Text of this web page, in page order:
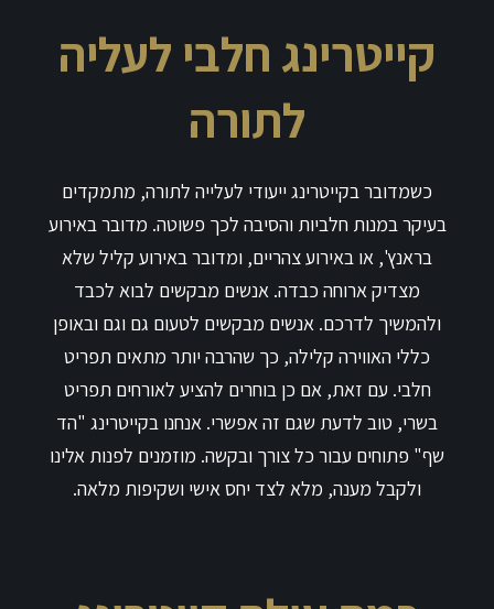
קייטרינג חלבי לעליה
לתורה
כשמדובר בקייטרינג ייעודי לעלייה לתורה, מתמקדים
בעיקר במנות חלביות והסיבה לכך פשוטה. מדובר באירוע
בראנץ', או באירוע צהריים, ומדובר באירוע קליל שלא
מצדיק ארוחה כבדה. אנשים מבקשים לבוא לכבד
ולהמשיך לדרכם. אנשים מבקשים לטעום גם וגם ובאופן
כללי האווירה קלילה, כך שהרבה יותר מתאים תפריט
חלבי. עם זאת, אם כן בוחרים להציע לאורחים תפריט
בשרי, טוב לדעת שגם זה אפשרי. אנחנו בקייטרינג "הד
שף" פתוחים עבור כל צורך ובקשה. מוזמנים לפנות אלינו
ולקבל מענה, מלא לצד יחס אישי ושקיפות מלאה.